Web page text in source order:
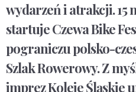
wydarzeń i atrakcji. 15
startuje Czewa Bike
pograniczu polsko-
Szlak Rowerowy. Z
imprez Koleje Śląskie